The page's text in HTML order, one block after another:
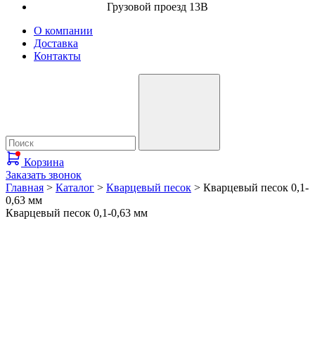
Грузовой проезд 13В
О компании
Доставка
Контакты
Корзина
Заказать звонок
Главная > Каталог > Кварцевый песок > Кварцевый песок 0,1-
0,63 мм
Кварцевый песок 0,1-0,63 мм